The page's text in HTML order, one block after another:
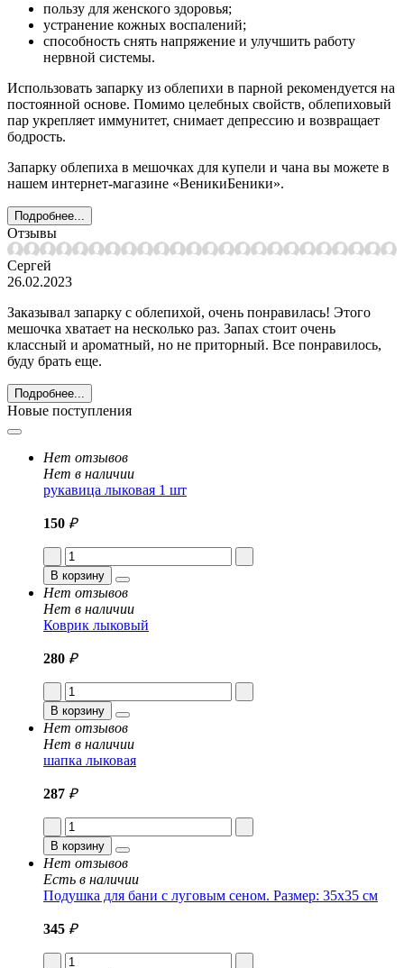
пользу для женского здоровья;
устранение кожных воспалений;
способность снять напряжение и улучшить работу
нервной системы.
Использовать запарку из облепихи в парной рекомендуется на
постоянной основе. Помимо целебных свойств, облепиховый
пар укрепляет иммунитет, снимает депрессию и возвращает
бодрость.
Запарку облепиха в мешочках для купели и чана вы можете в
нашем интернет-магазине «ВеникиБеники».
Подробнее...
Отзывы
Сергей
26.02.2023
Заказывал запарку с облепихой, очень понравилась! Этого
мешочка хватает на несколько раз. Запах стоит очень
классный и ароматный, но не приторный. Все понравилось,
буду брать еще.
Подробнее...
Новые поступления
Нет отзывов
Нет в наличии
рукавица лыковая 1 шт
150 ₽
В корзину
Нет отзывов
Нет в наличии
Коврик лыковый
280 ₽
В корзину
Нет отзывов
Нет в наличии
шапка лыковая
287 ₽
В корзину
Нет отзывов
Есть в наличии
Подушка для бани с луговым сеном. Размер: 35x35 см
345 ₽